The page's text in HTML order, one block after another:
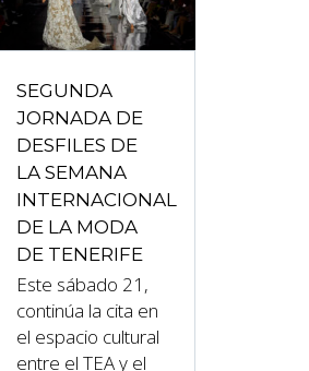
SEGUNDA
JORNADA DE
DESFILES DE
LA SEMANA
INTERNACIONAL
DE LA MODA
DE TENERIFE
Este sábado 21,
continúa la cita en
el espacio cultural
entre el TEA y el